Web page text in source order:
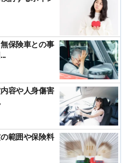
保険車との事
容や人身傷害
範囲や保険料